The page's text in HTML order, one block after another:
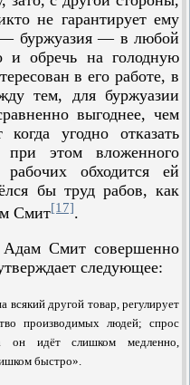
не гарантирует ему
— буржуазия — в любой
и обречь на голодную
в его работе, в
тем, для буржуазии
выгоднее, чем
угодно отказать
этом вложенного
обходится ей
бы труд рабов, как
Смит[17].
Адам Смит совершенно
следующее:
всякий другой товар, регулирует
производимых людей; спрос
он идёт слишком медленно,
быстро».